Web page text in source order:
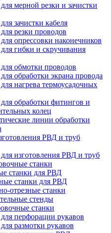
мерной резки и зачистки
зачистки кабеля
резки проводов
опрессовки наконечников
гибки и скручивания
обмотки проводов
обработки экрана провода
нагрева термоусадочных
обработки фитингов и
колец
линии обработки
РВД и труб
изготовления РВД и труб
станки
станки для РВД
станки для РВД
отрезные станки
стенды
станки
перфорации рукавов
размотки рукавов